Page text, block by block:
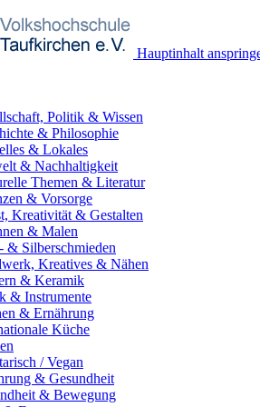
Hauptinhalt
Politik & Wissen
& Philosophie
& Lokales
& Nachhaltigkeit
Themen & Literatur
& Vorsorge
Kreativität & Gestalten
& Malen
& Silberschmieden
Kreatives & Nähen
& Keramik
& Instrumente
& Ernährung
Küche
/ Vegan
& Gesundheit
& Bewegung